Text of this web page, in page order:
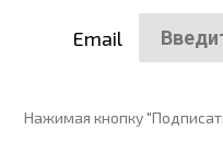
Email
Нажимая кнопку